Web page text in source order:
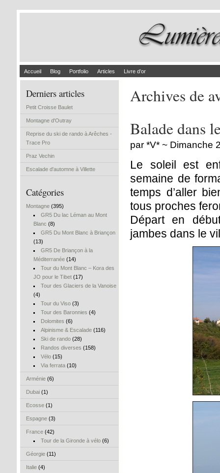
Accueil Blog Portfolio Articles Livre d’or
Derniers articles
Petit Croisse Baulet
Montagne d'Outray
Reprise du ski de rando à Arêches -
Trace Pro
Praz Vechin
Escalade d'automne à Villette
Catégories
Montagne (395)
GR5 Du lac Léman au Mont
Blanc (8)
GR5 Du Mont Blanc à Briançon
(13)
GR5 De Briançon à la
Méditerranée (14)
Tour du Mont Blanc – Kora des
JO pour le Tibet (17)
Tour des Glaciers de la Vanoise
(4)
Tour du Viso(3)
Tour des Baronnies (4)
Dolomites (6)
Alpinisme & Escalade(116)
Ski de rando(28)
Randos diverses (158)
Vélo(15)
Via ferrata(10)
Arménie (6)
Dubai (1)
Ecosse (1)
Espagne (3)
France (42)
Tour de la Gironde à vélo(6)
Géorgie (11)
Italie (4)
Archives de
Balade dans
par *V* ~ Dimanche
Le soleil est
semaine de
temps d’aller
tous proches
Départ en
jambes dans le